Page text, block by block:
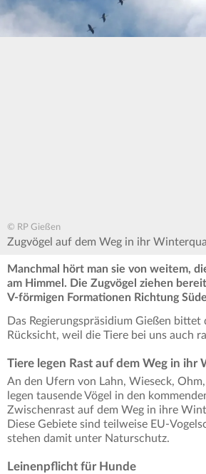
© RP Gießen
Zugvögel auf dem Weg in ihr
Manchmal hört man sie von weitem,
am Himmel. Die Zugvögel ziehen
V-förmigen Formationen Richtung
Das Regierungspräsidium Gießen bittet
Rücksicht, weil die Tiere bei uns auch
Tiere legen Rast auf dem Weg in ihr
An den Ufern von Lahn, Wieseck,
legen tausende Vögel in den
Zwischenrast auf dem Weg in ihre
Diese Gebiete sind teilweise EU-
stehen damit unter Naturschutz.
Leinenpflicht für Hunde